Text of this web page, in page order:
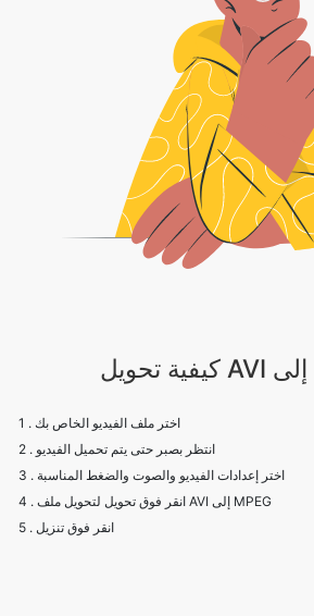
1 . اختر ملف الفيديو الخاص بك
2 . انتظر بصبر حتى يتم تحميل الفيديو
3 . اختر إعدادات الفيديو والصوت والضغط المناسبة
4 . انقر فوق تحويل لتحويل ملف AVI إلى MPEG
5 . انقر فوق تنزيل